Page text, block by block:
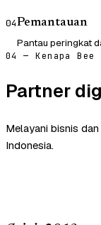
04Pemantauan
Pantau peringkat
04 — Kenapa Bee
Partner
Melayani bisnis
Indonesia.